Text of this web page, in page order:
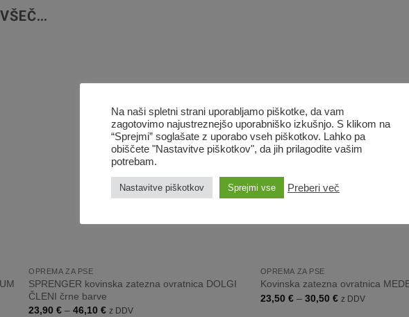
želja
OPREMA ZA PSE
SPRENGER kovinska zatezna ovratnica DOLGI
ČLENI črne barve
23,90€ – 46,10€Cenovni
z DDV
OPREMA ZA PSE
Kovinska zatezna ovratnica
23,50 € – 30,50 €Cenovni
z DDV
Na naši spletni strani uporabljamo piškotke, da vam
zagotovimo najustreznejšo uporabniško izkušnjo. S klikom na
“Sprejmi” soglašate z uporabo vseh piškotkov. Lahko pa
obiščete "Nastavitve piškotkov", da jih prilagodite vašim
potrebam.
Nastavitve piškotkov Sprejmi vse Preberi več